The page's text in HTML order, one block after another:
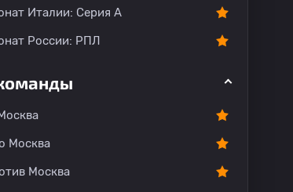
Комментарии
Италии: Серия А
России: РПЛ
Москва
Москва